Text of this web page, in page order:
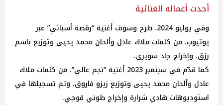
أحدث أعماله الغنائية
وفي يوليو 2024، طرح وسوف أغنية “رقصة أسباني” عبر
يوتيوب، من كلمات ملاك عادل وألحان محمد يحيى وتوزيع باسم
رزق، وإخراج جاد شويري.
كما قدّم في سبتمبر 2023 أغنية “نجم عالي”، من كلمات ملاك
عادل وألحان محمد يحيى وتوزيع زيزو فاروق، وتم تسجيلها في
استوديوهات هادي شرارة وإخراج طوني قوجي.